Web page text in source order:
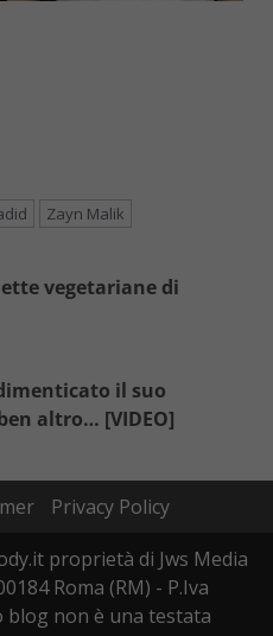
Zayn Malik
vegetariane di
il suo
altro… [VIDEO]
Privacy Policy
proprietà di Jws Media
Roma (RM) - P.Iva
blog non è una testata